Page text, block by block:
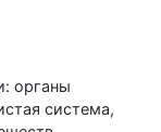
органы
система,